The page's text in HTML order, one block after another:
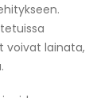
voivat lainata,